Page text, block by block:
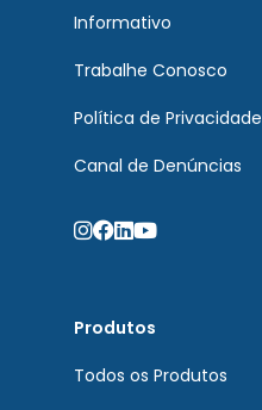
Informativo
Trabalhe Conosco
Política de Privacidade
Canal de Denúncias
Produtos
Todos os Produtos